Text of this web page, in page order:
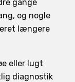
gange
og nogle
længere
eller lugt
diagnostik